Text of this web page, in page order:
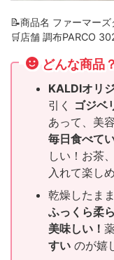
📝商品名 ファーマー
🛒店舗 調布PARCO
どんな商品？
KALDIオリ
引く ゴジベ
あって、美
毎日食べて
しい！お茶
入れて楽し
乾燥したま
ふっくら柔
美味しい！
すい のが嬉